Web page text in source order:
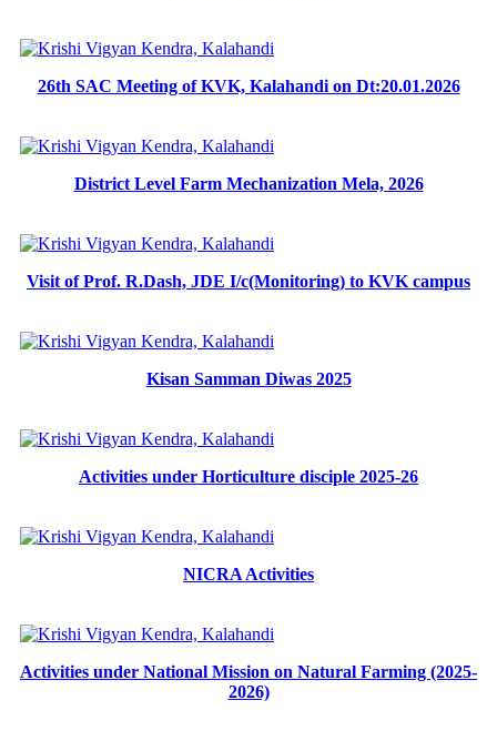
26th SAC Meeting of KVK, Kalahandi on Dt:20.01.2026
District Level Farm Mechanization Mela, 2026
Visit of Prof. R.Dash, JDE I/c(Monitoring) to KVK campus
Kisan Samman Diwas 2025
Activities under Horticulture disciple 2025-26
NICRA Activities
Activities under National Mission on Natural Farming (2025-
2026)